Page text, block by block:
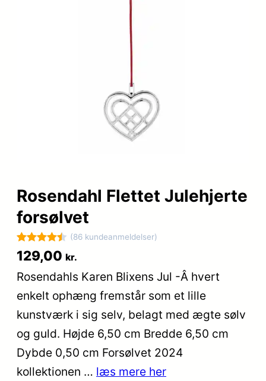
Rosendahl Flettet Julehjerte
forsølvet
Bedømt
som
ud af 5
baseret
på
86
mmelser
(86 kundeanmeldelser)
129,00 kr.
Rosendahls Karen Blixens Jul -Â hvert
enkelt ophæng fremstår som et lille
kunstværk i sig selv, belagt med ægte sølv
og guld. Højde 6,50 cm Bredde 6,50 cm
Dybde 0,50 cm Forsølvet 2024
kollektionen … læs mere her